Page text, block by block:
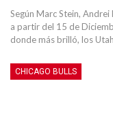
Según Marc Stein,
a partir del 15 de
donde más brilló, los
CHICAGO BULLS